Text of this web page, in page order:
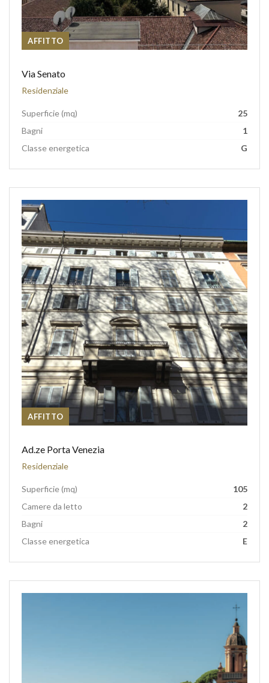
AFFITTO
Via Senato
Residenziale
Superficie (mq)
25
Bagni
1
Classe energetica
G
AFFITTO
Ad.ze Porta Venezia
Residenziale
Superficie (mq)
105
Camere da letto
2
Bagni
2
Classe energetica
E